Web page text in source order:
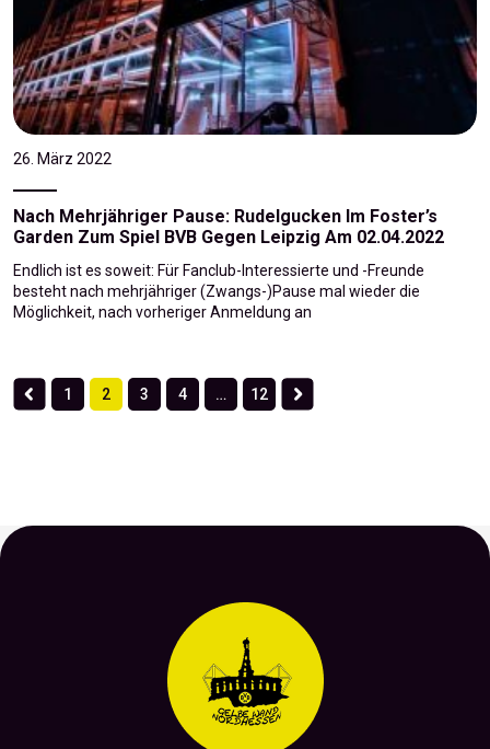
Nach Mehrjähriger Pause: Rudelgucken Im Foster’s
Garden Zum Spiel BVB Gegen Leipzig Am 02.04.2022
Endlich ist es soweit: Für Fanclub-Interessierte und -Freunde
besteht nach mehrjähriger (Zwangs-)Pause mal wieder die
Möglichkeit, nach vorheriger Anmeldung an
26. März 2022
1 2 3 4 … 12